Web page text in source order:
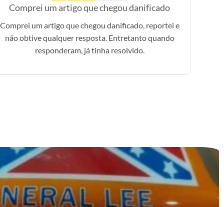
Comprei um artigo que chegou danificado
Comprei um artigo que chegou danificado, reportei e
não obtive qualquer resposta. Entretanto quando
responderam, já tinha resolvido.